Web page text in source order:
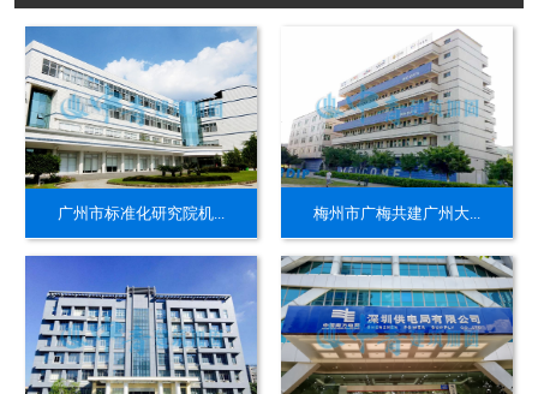
广州市标准化研究院机... 梅州市广梅共建广州大...